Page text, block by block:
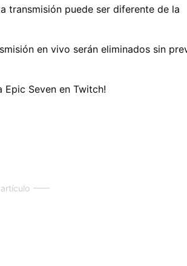
transmisión puede ser diferente de la
en vivo serán eliminados sin
Seven en Twitch!